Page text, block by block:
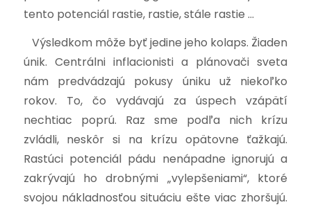
tento potenciál rastie, rastie, stále rastie …
Výsledkom môže byť jedine jeho kolaps. Žiaden
únik. Centrálni inflacionisti a plánovači sveta
nám predvádzajú pokusy úniku už niekoľko
rokov. To, čo vydávajú za úspech vzápätí
nechtiac poprú. Raz sme podľa nich krízu
zvládli, neskôr si na krízu opätovne ťažkajú.
Rastúci potenciál pádu nenápadne ignorujú a
zakrývajú ho drobnými „vylepšeniami“, ktoré
svojou nákladnosťou situáciu ešte viac zhoršujú.